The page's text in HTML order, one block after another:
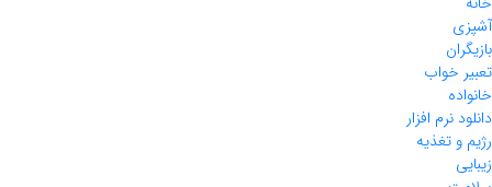
آشپزی
بازیگران
تعبیر خواب
خانواده
دانلود نرم افزار
رژیم و تغذیه
زیبایی